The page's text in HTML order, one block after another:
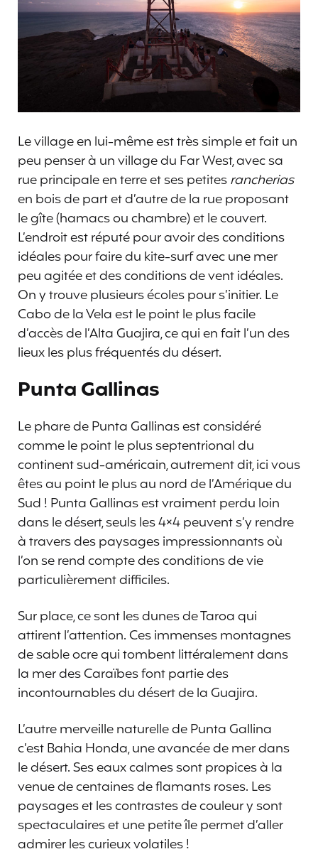
Le village en lui-même est très simple et fait un
peu penser à un village du Far West, avec sa
rue principale en terre et ses petitesrancherias
en bois de part et d’autre de la rue proposant
le gîte (hamacs ou chambre) et le couvert.
L’endroit est réputé pour avoir des conditions
idéales pour faire du kite-surf avec une mer
peu agitée et des conditions de vent idéales.
On y trouve plusieurs écoles pour s’initier. Le
Cabo de la Vela est le point le plus facile
d’accès de l’Alta Guajira, ce qui en fait l’un des
lieux les plus fréquentés du désert.
Punta Gallinas
Le phare de Punta Gallinas est considéré
comme le point le plus septentrional du
continent sud-américain, autrement dit, ici vous
êtes au point le plus au nord de l’Amérique du
Sud ! Punta Gallinas est vraiment perdu loin
dans le désert, seuls les 4×4 peuvent s’y rendre
à travers des paysages impressionnants où
l’on se rend compte des conditions de vie
particulièrement difficiles.
Sur place, ce sont les dunes de Taroa qui
attirent l’attention. Ces immenses montagnes
de sable ocre qui tombent littéralement dans
la mer des Caraïbes font partie des
incontournables du désert de la Guajira.
L’autre merveille naturelle de Punta Gallina
c’est Bahia Honda, une avancée de mer dans
le désert. Ses eaux calmes sont propices à la
venue de centaines de flamants roses. Les
paysages et les contrastes de couleur y sont
spectaculaires et une petite île permet d’aller
admirer les curieux volatiles !